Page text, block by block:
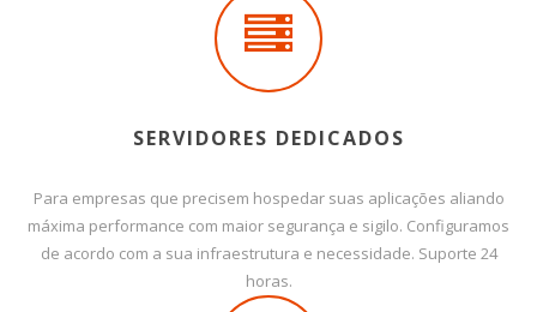
SERVIDORES DEDICADOS
Para empresas que precisem hospedar suas aplicações aliando
máxima performance com maior segurança e sigilo. Configuramos
de acordo com a sua infraestrutura e necessidade. Suporte 24
horas.